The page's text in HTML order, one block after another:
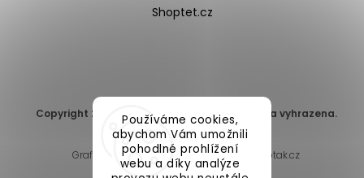
Používáme cookies,
abychom Vám umožnili
pohodlné prohlížení
webu a díky analýze
Shoptet.cz
Copyright 2026 DomaLEP s.r.o.
. Všechna práva vyhrazena.
Upravit nastavení cookies
Grafický návrh vytvořil a nakódoval
Shoptak.cz